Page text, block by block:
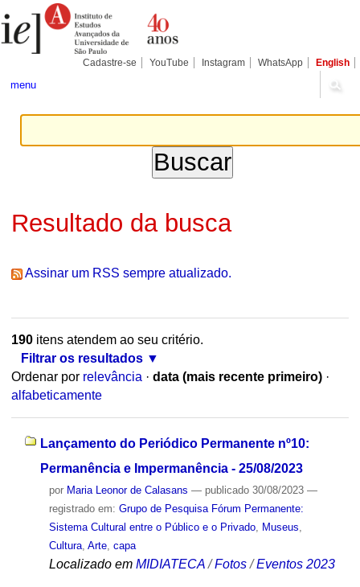
para
conteúdo.
Pessoais
Cadastre-se YouTube Instagram WhatsApp English
menu
Resultado da busca
Assinar um RSS sempre atualizado.
190itens atendem ao seu critério.
Filtrar os resultados
Ordenar por relevância · data (mais recente primeiro) ·
alfabeticamente
Lançamento do Periódico Permanente nº10:
Permanência e Impermanência - 25/08/2023
por Maria Leonor de Calasans — publicado30/08/2023 —
registrado em: Grupo de Pesquisa Fórum Permanente:
Sistema Cultural entre o Público e o Privado, Museus
Cultura, Arte, capa
Localizado em MIDIATECA /Fotos /Eventos 2023